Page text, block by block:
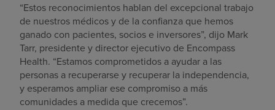
“Estos reconocimientos hablan del excepcional trabajo
de nuestros médicos y de la confianza que hemos
ganado con pacientes, socios e inversores”, dijo Mark
Tarr, presidente y director ejecutivo de Encompass
Health. “Estamos comprometidos a ayudar a las
personas a recuperarse y recuperar la independencia,
y esperamos ampliar ese compromiso a más
comunidades a medida que crecemos”.